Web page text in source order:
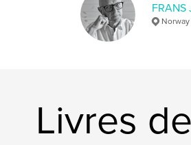
FRANS
Norway
Livres